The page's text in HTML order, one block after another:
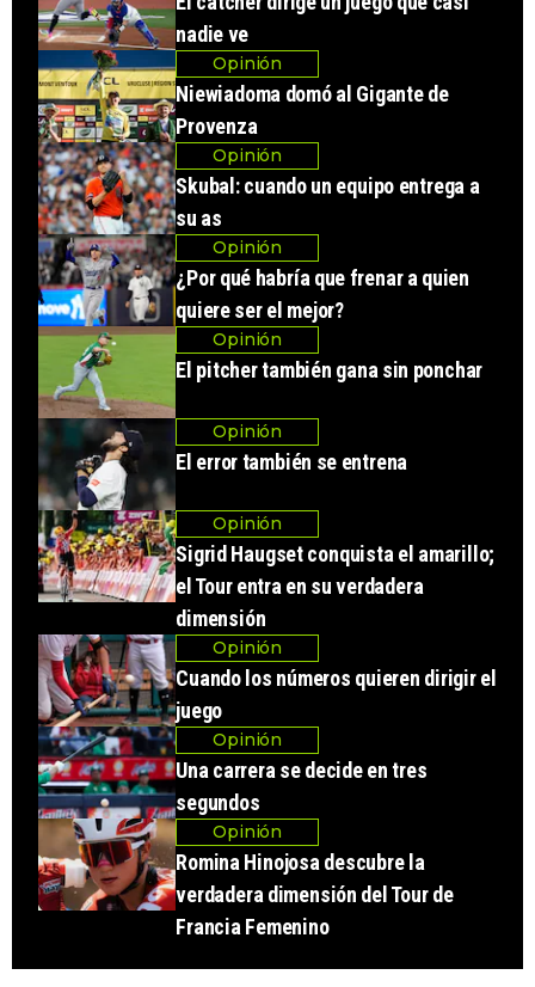
nadie ve
Opinión
Niewiadoma domó al Gigante de
Provenza
Opinión
Skubal: cuando un equipo entrega a
su as
Opinión
¿Por qué habría que frenar a quien
quiere ser el mejor?
Opinión
El pitcher también gana sin ponchar
Opinión
El error también se entrena
Opinión
Sigrid Haugset conquista el amarillo;
el Tour entra en su verdadera
dimensión
Opinión
Cuando los números quieren dirigir el
juego
Opinión
Una carrera se decide en tres
segundos
Opinión
Romina Hinojosa descubre la
verdadera dimensión del Tour de
Francia Femenino